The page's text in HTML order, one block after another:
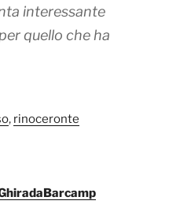
interessante
quello che ha
, rinoceronte